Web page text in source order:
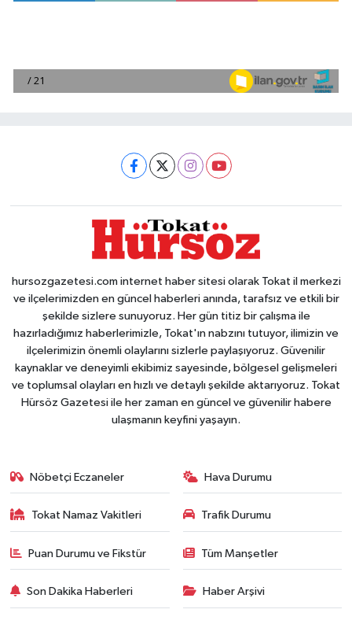
hursozgazetesi.com internet haber sitesi olarak Tokat il merkezi
ve ilçelerimizden en güncel haberleri anında, tarafsız ve etkili bir
şekilde sizlere sunuyoruz. Her gün titiz bir çalışma ile
hazırladığımız haberlerimizle, Tokat'ın nabzını tutuyor, ilimizin ve
ilçelerimizin önemli olaylarını sizlerle paylaşıyoruz. Güvenilir
kaynaklar ve deneyimli ekibimiz sayesinde, bölgesel gelişmeleri
ve toplumsal olayları en hızlı ve detaylı şekilde aktarıyoruz. Tokat
Hürsöz Gazetesi ile her zaman en güncel ve güvenilir habere
ulaşmanın keyfini yaşayın.
Nöbetçi Eczaneler Hava Durumu
Tokat Namaz Vakitleri Trafik Durumu
Puan Durumu ve Fikstür Tüm Manşetler
Son Dakika Haberleri Haber Arşivi